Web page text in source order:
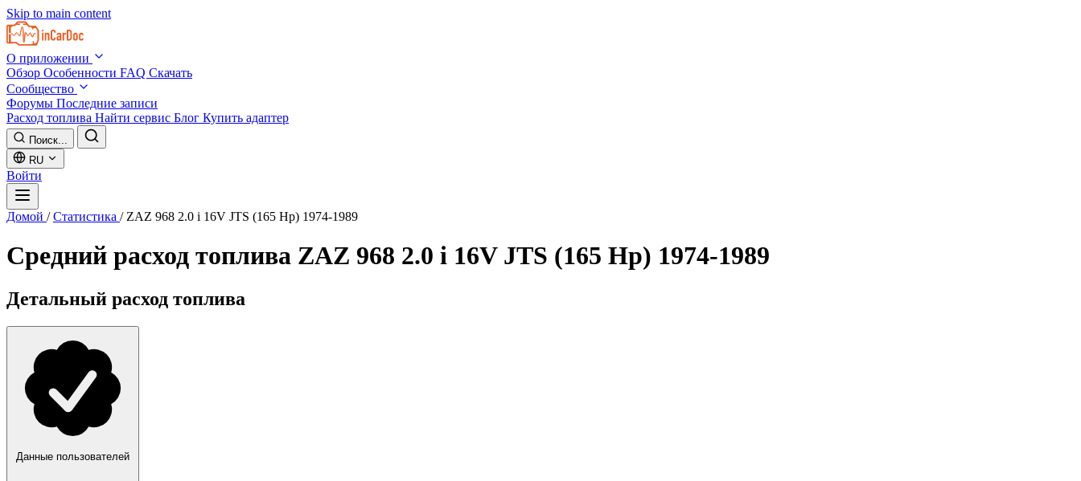
Skip to main content
О приложении
Обзор Особенности FAQ Скачать
Сообщество
Форумы Последние записи
Расход топлива Найти сервис Блог Купить адаптер
Поиск...
RU
Войти
Домой / Статистика / ZAZ 968 2.0 i 16V JTS (165 Hp) 1974-1989
Средний расход топлива ZAZ 968 2.0 i 16V JTS (165 Hp) 1974-1989
Детальный расход топлива
Данные пользователей